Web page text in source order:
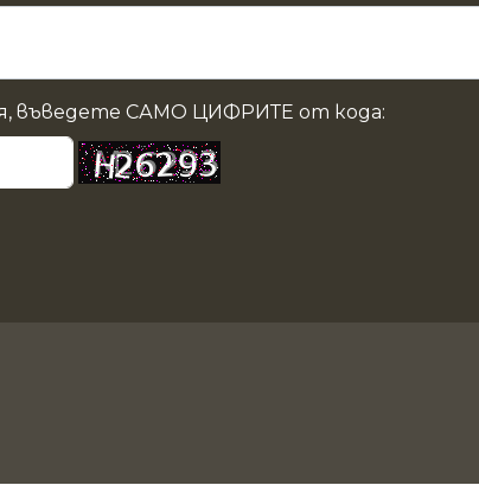
въведете САМО ЦИФРИТЕ от кода: